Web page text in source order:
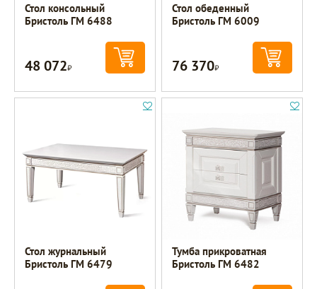
Стол консольный
Бристоль ГМ 6488
48 072Р
Стол обеденный
Бристоль ГМ 6009
76 370Р
Стол журнальный
Бристоль ГМ 6479
Тумба прикроватная
Бристоль ГМ 6482